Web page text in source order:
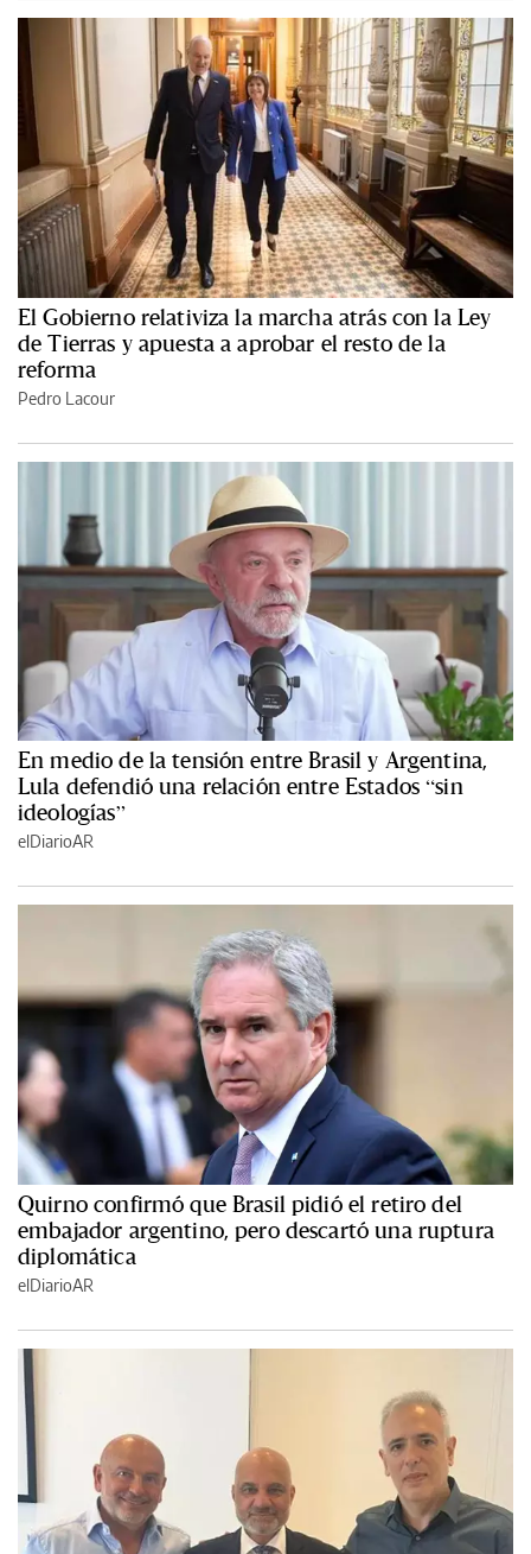
El Gobierno relativiza la marcha atrás con la Ley
de Tierras y apuesta a aprobar el resto de la
reforma
Pedro Lacour
En medio de la tensión entre Brasil y Argentina,
Lula defendió una relación entre Estados “sin
ideologías”
elDiarioAR
Quirno confirmó que Brasil pidió el retiro del
embajador argentino, pero descartó una ruptura
diplomática
elDiarioAR